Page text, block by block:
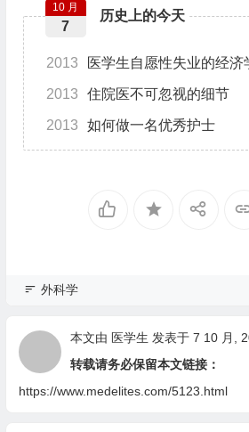
历史上的今天
10 月
7
2013 医学生自愿性失业的经济
2013 住院医不可忽视的细节
2013 如何做一名优秀护士
外科学
本文由 医学生 发表于 7 10 月,
转载请务必保留本文链接：
https://www.medelites.com/5123.html